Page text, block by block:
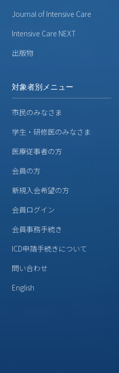
Journal of Intensive Care
Intensive Care NEXT
出版物
対象者別メニュー
市民のみなさま
学生・研修医のみなさま
医療従事者の方
会員の方
新規入会希望の方
会員ログイン
会員事務手続き
ICD申請手続きについて
問い合わせ
English